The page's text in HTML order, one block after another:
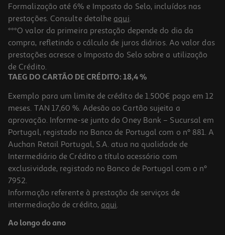
Formalização até 6% e Imposto do Selo, incluídos nas
prestações. Consulte detalhe aqui.
***O valor da primeira prestação depende do dia da
compra, refletindo o cálculo de juros diários. Ao valor das
prestações acresce o Imposto do Selo sobre a utilização
de Crédito.
TAEG DO CARTÃO DE CRÉDITO: 18,4 %
Exemplo para um limite de crédito de 1.500€ pago em 12
meses. TAN 17,60 %. Adesão ao Cartão sujeita a
aprovação. Informe-se junto do Oney Bank – Sucursal em
Portugal, registado no Banco de Portugal com o nº 881. A
Auchan Retail Portugal, S.A. atua na qualidade de
Intermediário de Crédito a título acessório com
exclusividade, registado no Banco de Portugal com o nº
7952.
Informação referente à prestação de serviços de
intermediação de crédito, aqui.
Ao longo do ano